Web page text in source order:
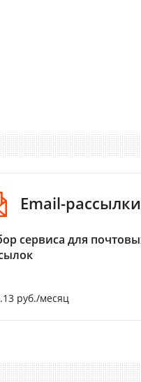
Email-рассылки
сервиса для
руб./месяц